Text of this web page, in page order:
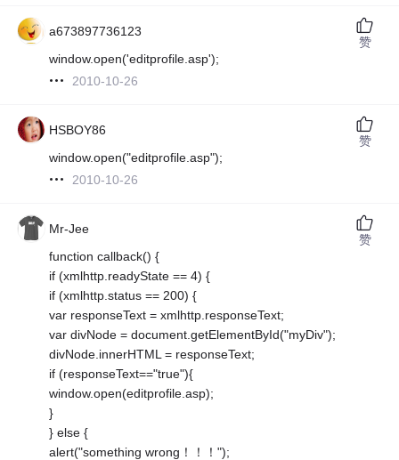
a673897736123
window.open('editprofile.asp');
2010-10-26
赞
HSBOY86
window.open("editprofile.asp");
2010-10-26
赞
Mr-Jee
function callback() {
if (xmlhttp.readyState == 4) {
if (xmlhttp.status == 200) {
var responseText = xmlhttp.responseText;
var divNode = document.getElementById("myDiv");
divNode.innerHTML = responseText;
if (responseText=="true"){
window.open(editprofile.asp);
}
} else {
alert("something wrong！！！");
赞